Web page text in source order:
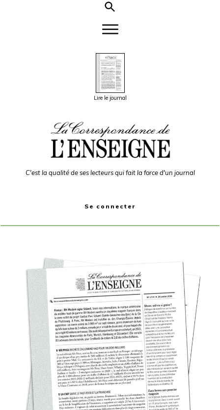
Lire le journal
C'est la qualité de ses lecteurs qui fait la force d'un journal
Se connecter